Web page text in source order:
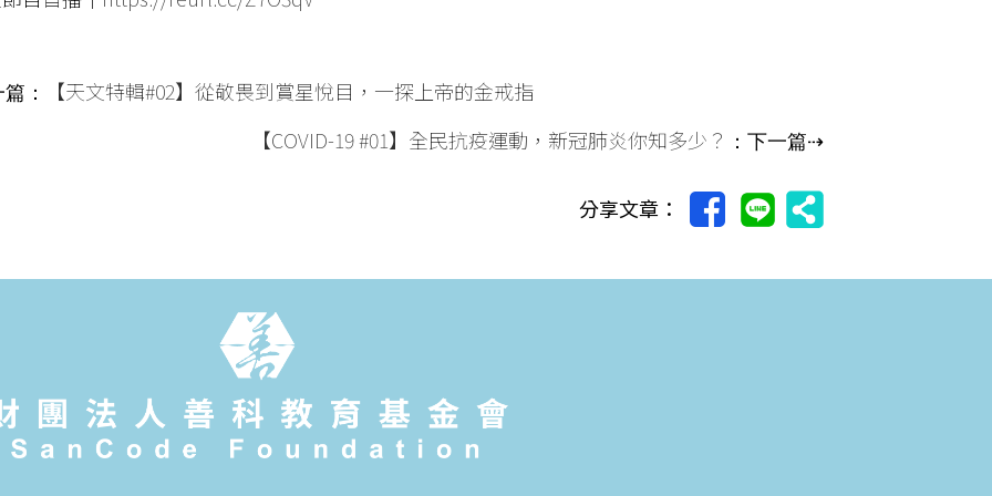
： 【天文特輯#02】從敬畏到賞星悅目，一探上帝的金戒指
【COVID-19 #01】全民抗疫運動，新冠肺炎你知多少？
：下一篇⇢
分享文章：